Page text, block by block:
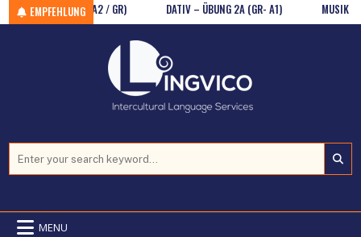
Skip to content
EMPFEHLUNG
AKTIV? (AB A2 / GR) DATIV – ÜBUNG 2A (GR- A1) MUSIK
MENU